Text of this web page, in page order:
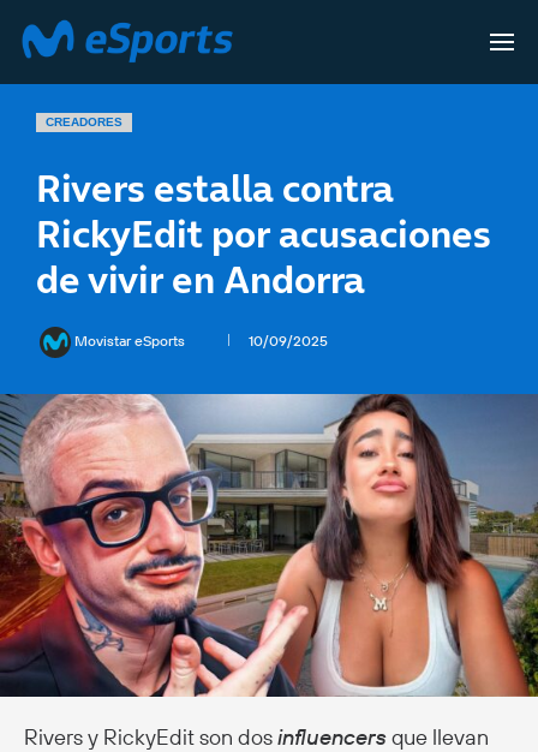
CREADORES
Rivers estalla contra
RickyEdit por acusaciones
de vivir en Andorra
Movistar eSports 10/09/2025
Rivers y RickyEdit son dosinfluencersque llevan